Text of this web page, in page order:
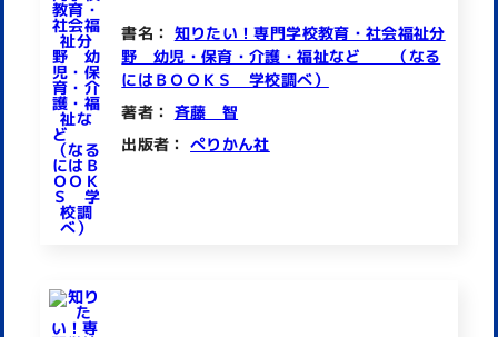
書名： 知りたい！専門学校教育・社会福祉分
野 幼児・保育・介護・福祉など （なる
にはＢＯＯＫＳ 学校調べ）
著者： 斉藤 智
出版者：ぺりかん社